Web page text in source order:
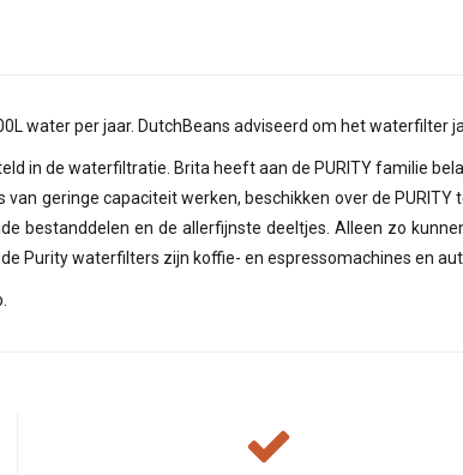
water per jaar. DutchBeans adviseerd om het waterfilter
in de waterfiltratie. Brita heeft aan de PURITY familie
geringe capaciteit werken, beschikken over de
bestanddelen en de allerfijnste deeltjes. Alleen zo
Purity waterfilters zijn koffie- en espressomachines en